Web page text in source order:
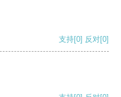
支持[0] 反对[0]